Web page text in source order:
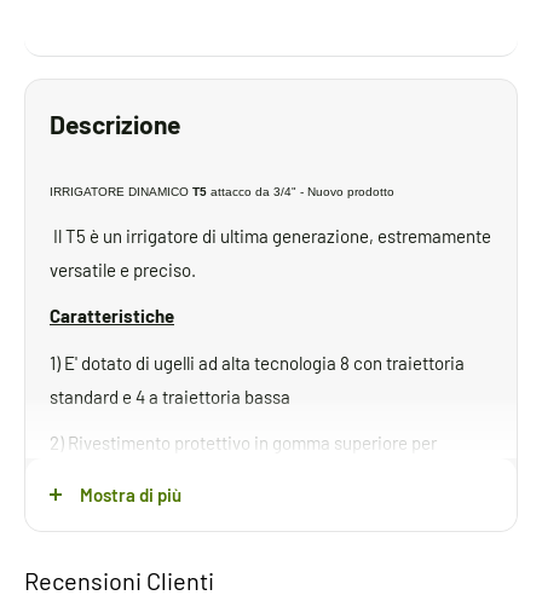
Descrizione
IRRIGATORE DINAMICO T5 attacco da 3/4" - Nuovo prodotto
Il T5 è un irrigatore di ultima generazione, estremamente
versatile e preciso.
Caratteristiche
1) E' dotato di ugelli ad alta tecnologia 8 con traiettoria
standard e 4 a traiettoria bassa
2) Rivestimento protettivo in gomma superiore per
Mostra di più
Recensioni Clienti